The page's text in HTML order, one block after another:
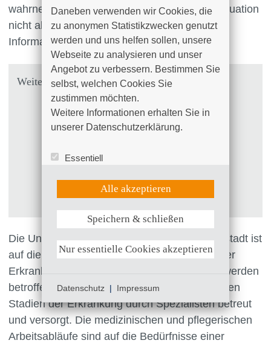
wahrnehmbar wird. Um Sie auch in dieser Situation
nicht allein zu lassen, haben wir für Sie
Informationen bereit gestellt.
Weitere Ansprechpartner:
Krebsinformationsdienst
Frauenselbsthilfe nach Krebs
Onkologie e.V.
Deutsche Krebshilfe
Deutsche Krebsgesellschaft e.V.
Die Universitätsfrauenklinik am Klinikum Südstadt ist
auf die Behandlung bösartiger gynäkologischer
Erkrankungen spezialisiert. In unserer Klinik werden
betroffene Patientinnen ganzheitlich und in allen
Stadien der Erkrankung durch Spezialisten betreut
und versorgt. Die medizinischen und pflegerischen
Arbeitsabläufe sind auf die Bedürfnisse einer
Daneben verwenden wir Cookies, die
zu anonymen Statistikzwecken genutzt
werden und uns helfen sollen, unsere
Webseite zu analysieren und unser
Angebot zu verbessern. Bestimmen Sie
selbst, welchen Cookies Sie
zustimmen möchten.
Weitere Informationen erhalten Sie in
unserer Datenschutzerklärung.
Essentiell
UX (Hotjar)
Weitere Informationen anzeigen
Alle akzeptieren
Speichern & schließen
Nur essentielle Cookies akzeptieren
Datenschutz | Impressum